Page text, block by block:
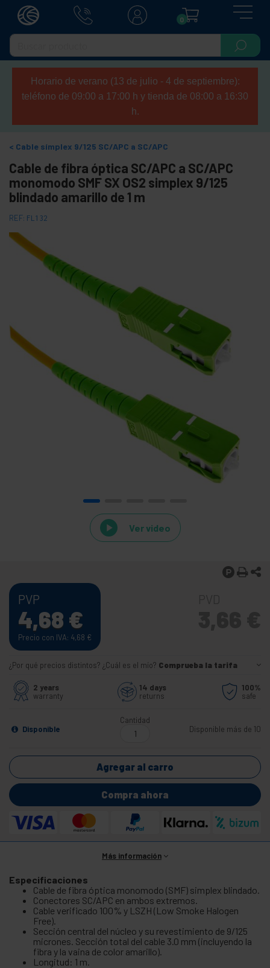
0
Horario de verano (13 de julio - 4 de septiembre):
teléfono de 09:00 a 17:00 h y tienda de 08:00 a 16:30
h.
Cable símplex 9/125 SC/APC a SC/APC
Cable de fibra óptica SC/APC a SC/APC
monomodo SMF SX OS2 simplex 9/125
blindado amarillo de 1 m
REF: FL132
Ver video
PVP
4,68 €
Precio con IVA: 4,68 €
¿Por qué precios distintos? ¿Cuál es el mío? Comprueba la tarifa
2 years
warranty
14 days
returns
100%
safe
Disponible
Cantidad
Disponible más de 10
Agregar al carro
Compra ahora
Más información
Especificaciones
Cable de fibra óptica monomodo (SMF) simplex blindado.
Conectores SC/APC en ambos extremos.
Cable verificado 100% y LSZH (Low Smoke Halogen
Free).
Sección central del núcleo y su revestimiento de 9/125
micrones. Sección total del cable 3.0 mm (incluyendo la
fibra y la vaina de color amarillo).
Longitud: 1 m.